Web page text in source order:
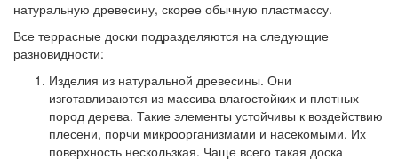
натуральную древесину, скорее обычную пластмассу.
Все террасные доски подразделяются на следующие
разновидности:
Изделия из натуральной древесины. Они
изготавливаются из массива влагостойких и плотных
пород дерева. Такие элементы устойчивы к воздействию
плесени, порчи микроорганизмами и насекомыми. Их
поверхность нескользкая. Чаще всего такая доска